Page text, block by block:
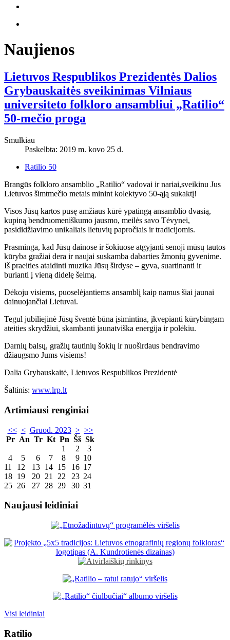
Naujienos
Lietuvos Respublikos Prezidentės Dalios
Grybauskaitės sveikinimas Vilniaus
universiteto folkloro ansambliui „Ratilio“
50-mečio proga
Smulkiau
Paskelbta: 2019 m. kovo 25 d.
Ratilio 50
Brangūs folkloro ansamblio „Ratilio“ vadovai ir nariai,sveikinu Jus
Lietuvos šimtmečio metais minint kolektyvo 50-ąją sukaktį!
Visos Jūsų kartos pusę amžiaus kūrė ypatingą ansamblio dvasią,
kupiną bendruomeniškumo jausmo, meilės savo Tėvynei,
pasididžiavimo unikaliais lietuvių papročiais ir tradicijomis.
Prasminga, kad Jūsų dainose ir šokiuose atgyjanti senoji mūsų tautos
kūryba gražiai dera ir naujai suskamba dabarties žmonių gyvenime.
Iš praeities ataidinti muzika Jūsų širdyse – gyva, suartinanti ir
burianti į vieną didelę šeimą.
Dėkoju visiems, puoselėjantiems ansamblį kaip namus šiai jaunai
dainuojančiai Lietuvai.
Tegul jubiliejinė Jūsų šventė būna įsimintina, įkvepianti kūrybingam
ateities skrydžiui, skambanti jaunatviška energija ir polėkiu.
Darnių balsų, gražių tautinių šokių ir nuoširdaus bendravimo
džiaugsmo Jums visiems!
Dalia Grybauskaitė, Lietuvos Respublikos Prezidentė
Šaltinis: www.lrp.lt
Artimiausi renginiai
<< < Gruod. 2023 > >>
Pr An Tr Kt Pn Šš Sk
1
2
3
4
5 6 7 8 9 10
11
12 13 14 15 16 17
18 19 20 21 22 23 24
25 26 27 28 29 30 31
Naujausi leidiniai
Visi leidiniai
Ratilio